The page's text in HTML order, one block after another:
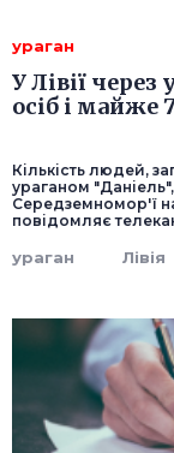
ураган
У Лівії
осіб і майже
Кількість людей,
ураганом
Середземномор'ї
повідомляє
ураган Лівія